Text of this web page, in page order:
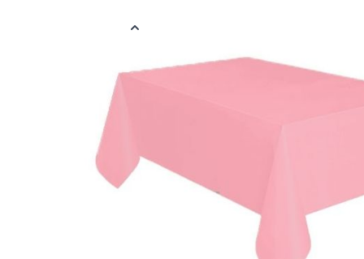
8788911125617
Verpakt per
Uni Kleur